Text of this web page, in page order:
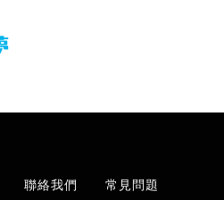
聯絡我們
常見問題